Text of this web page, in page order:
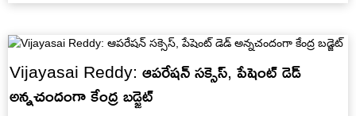
Vijayasai Reddy: ఆపరేషన్ సక్సెస్, పేషెంట్ డెడ్
అన్నచందంగా కేంద్ర బడ్జెట్